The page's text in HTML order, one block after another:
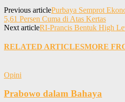
Previous articlePurbaya Semprot
5,61 Persen Cuma di Atas Kertas
Next articleRI-Prancis Bentuk High
RELATED ARTICLESMORE
Opini
Prabowo dalam Bahaya